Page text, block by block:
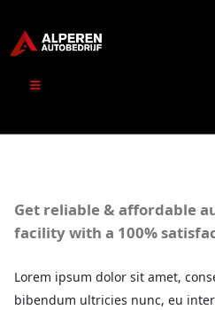
Get reliable & affordable
facility with a 100%
Lorem ipsum dolor sit amet,
bibendum ultricies nunc, eu